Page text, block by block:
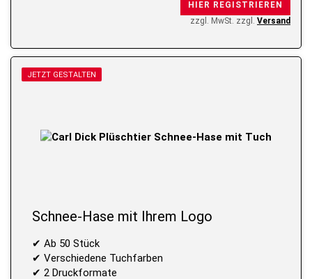
HIER REGISTRIEREN
zzgl. MwSt. zzgl. Versand
JETZT GESTALTEN
Schnee-Hase mit Ihrem Logo
✔ Ab 50 Stück
✔ Verschiedene Tuchfarben
✔ 2 Druckformate